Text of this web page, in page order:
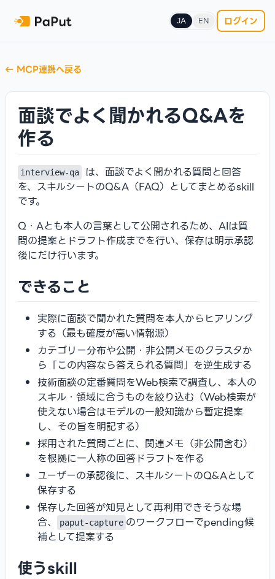
JA EN ログイン
← MCP連携へ戻る
面談でよく聞かれるQ&Aを
作る
interview-qa
は、面談でよく聞かれる質問と回答
を、スキルシートのQ&A（FAQ）としてまとめるskill
です。
Q・Aとも本人の言葉として公開されるため、AIは質
問の提案とドラフト作成までを行い、保存は明示承認
後にだけ行います。
できること
実際に面談で聞かれた質問を本人からヒアリング
する（最も確度が高い情報源）
カテゴリー分布や公開・非公開メモのクラスタか
ら「この内容なら答えられる質問」を逆生成する
技術面談の定番質問をWeb検索で調査し、本人の
スキル・領域に合うものを絞り込む（Web検索が
使えない場合はモデルの一般知識から暫定提案
し、その旨を明記する）
採用された質問ごとに、関連メモ（非公開含む）
を根拠に一人称の回答ドラフトを作る
ユーザーの承認後に、スキルシートのQ&Aとして
保存する
保存した回答が知見として再利用できそうな場
合、
paput-capture のワークフローでpending候
補として提案する
使うskill